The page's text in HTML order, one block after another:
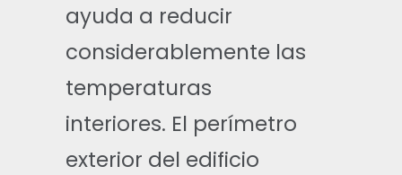
ayuda a reducir
considerablemente las
temperaturas
interiores. El perímetro
exterior del edificio